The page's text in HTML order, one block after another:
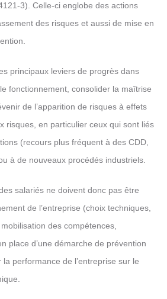
3). Celle-ci englobe des actions
des risques et aussi de mise en
principaux leviers de progrès dans
fonctionnement, consolider la maîtrise
de l’apparition de risques à effets
risques, en particulier ceux qui sont liés
(recours plus fréquent à des CDD,
à de nouveaux procédés industriels.
salariés ne doivent donc pas être
de l’entreprise (choix techniques,
des compétences,
place d’une démarche de prévention
performance de l’entreprise sur le